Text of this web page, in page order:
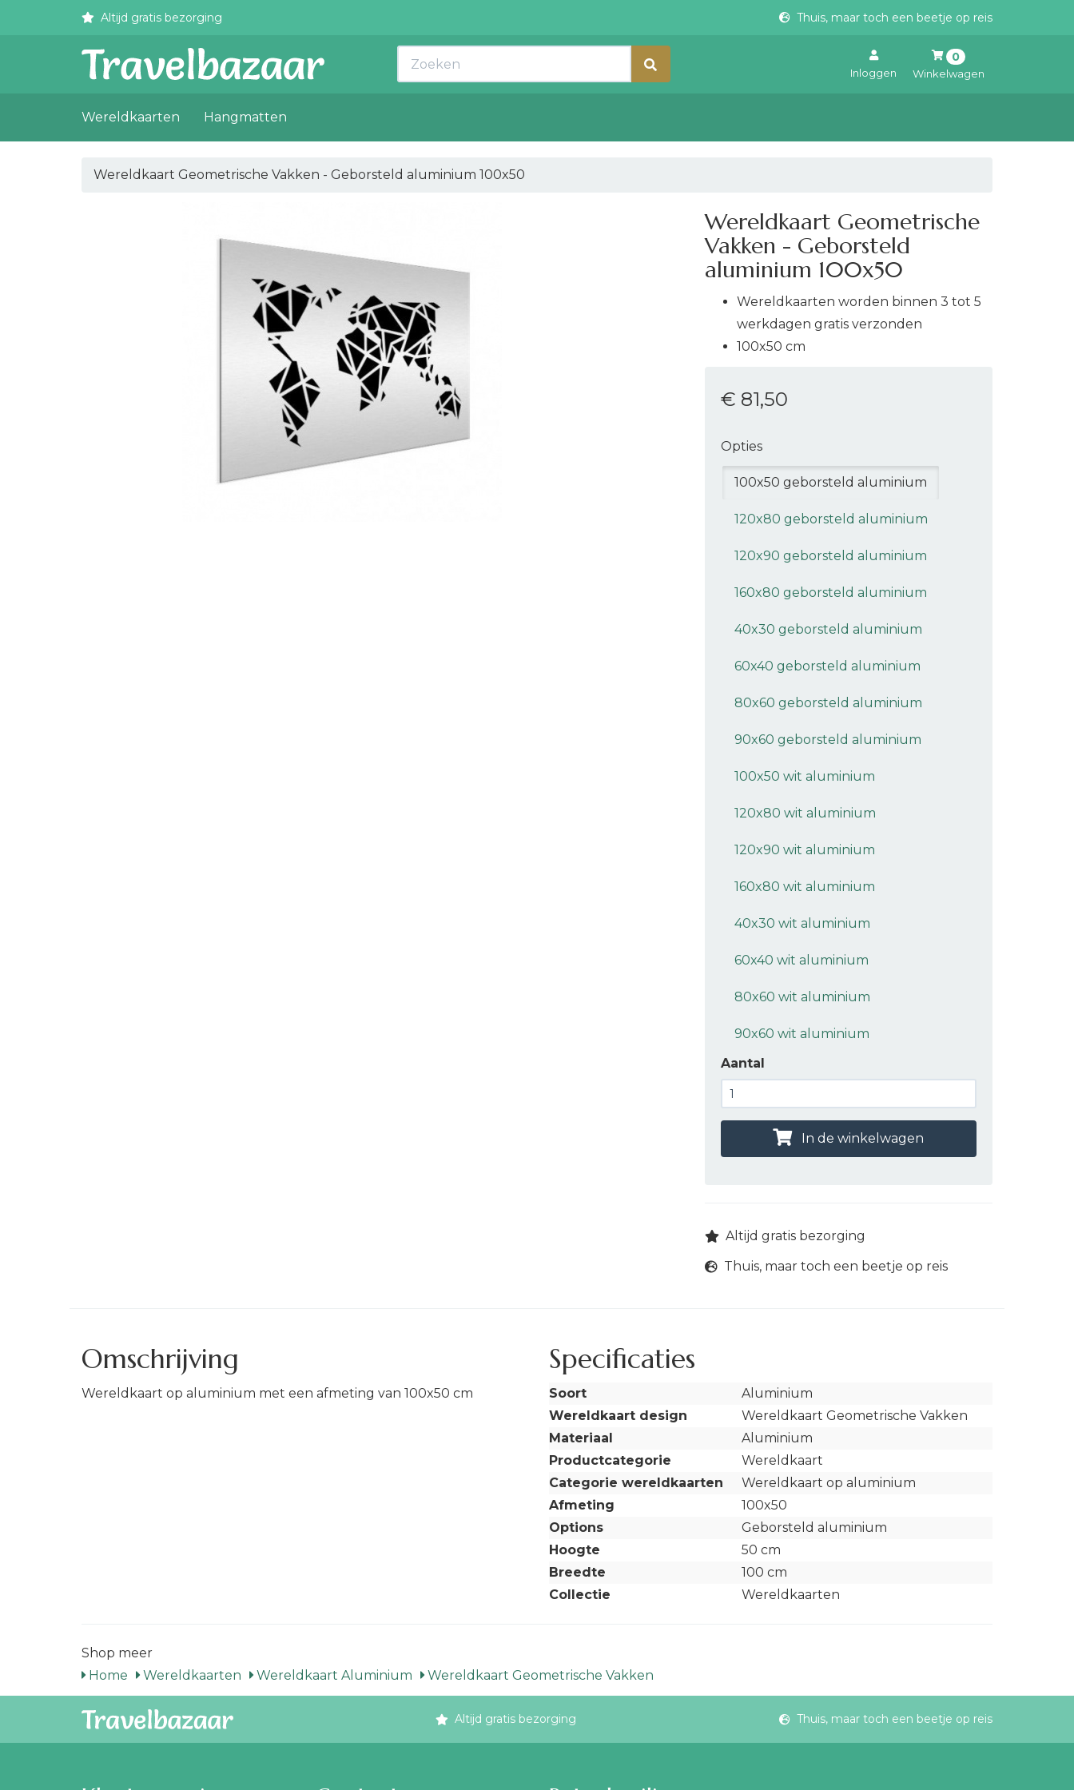
Altijd gratis bezorging Thuis, maar toch een beetje op reis
Zoeken
Inloggen
0
Winkelwagen
Wereldkaarten Hangmatten
Wereldkaart Geometrische Vakken - Geborsteld aluminium 100x50
Wereldkaart Geometrische
Vakken - Geborsteld
aluminium 100x50
Wereldkaarten worden binnen 3 tot 5
werkdagen gratis verzonden
100x50 cm
€ 81,50
Opties
100x50 geborsteld aluminium
120x80 geborsteld aluminium
120x90 geborsteld aluminium
160x80 geborsteld aluminium
40x30 geborsteld aluminium
60x40 geborsteld aluminium
80x60 geborsteld aluminium
90x60 geborsteld aluminium
100x50 wit aluminium
120x80 wit aluminium
120x90 wit aluminium
160x80 wit aluminium
40x30 wit aluminium
60x40 wit aluminium
80x60 wit aluminium
90x60 wit aluminium
Aantal
In de winkelwagen
Altijd gratis bezorging
Thuis, maar toch een beetje op reis
Omschrijving
Wereldkaart op aluminium met een afmeting van 100x50 cm
Specificaties
Soort
Aluminium
Wereldkaart design
Wereldkaart Geometrische Vakken
Materiaal
Aluminium
Productcategorie
Wereldkaart
Categorie wereldkaarten
Wereldkaart op aluminium
Afmeting
100x50
Options
Geborsteld aluminium
Hoogte
50 cm
Breedte
100 cm
Collectie
Wereldkaarten
Shop meer
Home
Wereldkaarten Wereldkaart Aluminium Wereldkaart Geometrische Vakken
Altijd gratis bezorging Thuis, maar toch een beetje op reis